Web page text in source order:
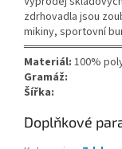
zdrhovadla jsou
mikiny, sportovní
Materiál: 100%
Gramáž:
Šířka:
Doplňkové